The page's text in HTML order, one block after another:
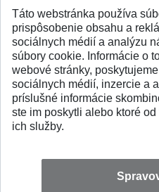
Táto webstránka používa
prispôsobenie obsahu a
sociálnych médií a analýzu
súbory cookie. Informácie o
webové stránky,
sociálnych médií, inzercie a
príslušné informácie
ste im poskytli alebo ktoré
ich služby.